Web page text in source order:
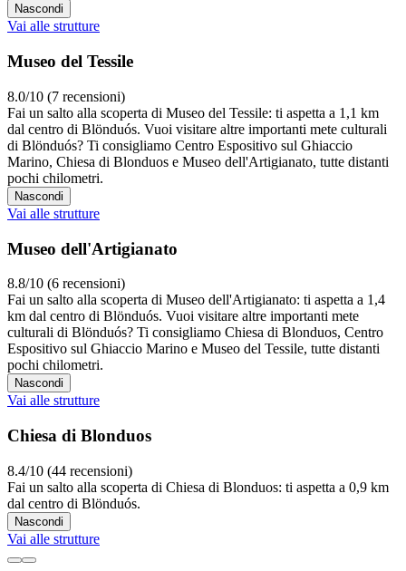
Nascondi
Vai alle strutture
Museo del Tessile
8.0/10 (7 recensioni)
Fai un salto alla scoperta di Museo del Tessile: ti aspetta a 1,1 km
dal centro di Blönduós. Vuoi visitare altre importanti mete culturali
di Blönduós? Ti consigliamo Centro Espositivo sul Ghiaccio
Marino, Chiesa di Blonduos e Museo dell'Artigianato, tutte distanti
pochi chilometri.
Nascondi
Vai alle strutture
Museo dell'Artigianato
8.8/10 (6 recensioni)
Fai un salto alla scoperta di Museo dell'Artigianato: ti aspetta a 1,4
km dal centro di Blönduós. Vuoi visitare altre importanti mete
culturali di Blönduós? Ti consigliamo Chiesa di Blonduos, Centro
Espositivo sul Ghiaccio Marino e Museo del Tessile, tutte distanti
pochi chilometri.
Nascondi
Vai alle strutture
Chiesa di Blonduos
8.4/10 (44 recensioni)
Fai un salto alla scoperta di Chiesa di Blonduos: ti aspetta a 0,9 km
dal centro di Blönduós.
Nascondi
Vai alle strutture